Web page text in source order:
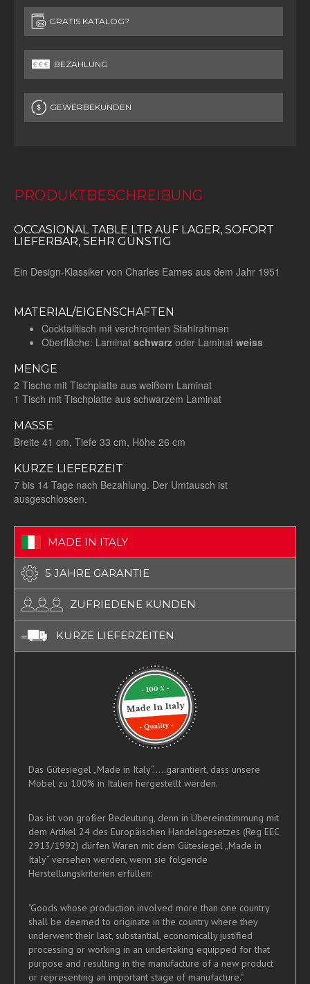
GRATIS KATALOG?
BEZAHLUNG
GEWERBEKUNDEN
PRODUKTBESCHREIBUNG
OCCASIONAL TABLE LTR AUF LAGER, SOFORT
LIEFERBAR, SEHR GÜNSTIG
Ein Design-Klassiker von Charles Eames aus dem Jahr 1951
MATERIAL/EIGENSCHAFTEN
Cocktailtisch mit verchromten Stahlrahmen
Oberfläche: Laminat schwarz oder Laminat weiss
MENGE
2 Tische mit Tischplatte aus weißem Laminat
1 Tisch mit Tischplatte aus schwarzem Laminat
MASSE
Breite 41 cm, Tiefe 33 cm, Höhe 26 cm
KURZE LIEFERZEIT
7 bis 14 Tage nach Bezahlung. Der Umtausch ist
ausgeschlossen.
MADE IN ITALY
5 JAHRE GARANTIE
ZUFRIEDENE KUNDEN
KURZE LIEFERZEITEN
Das Gütesiegel „Made in Italy“.....garantiert, dass unsere
Möbel zu 100% in Italien hergestellt werden.
Das ist von großer Bedeutung, denn in Übereinstimmung mit
dem Artikel 24 des Europäischen Handelsgesetzes (Reg EEC
2913/1992) dürfen Waren mit dem Gütesiegel „Made in
Italy“ versehen werden, wenn sie folgende
Herstellungskriterien erfüllen:
"Goods whose production involved more than one country
shall be deemed to originate in the country where they
underwent their last, substantial, economically justified
processing or working in an undertaking equipped for that
purpose and resulting in the manufacture of a new product
or representing an important stage of manufacture."